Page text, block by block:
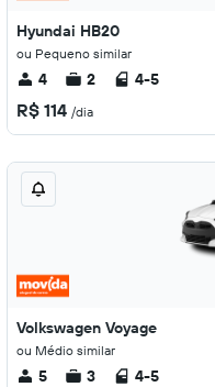
Hyundai HB20
ou Pequeno similar
4 2 4-5
R$ 114 /dia
Volkswagen Voyage
ou Médio similar
5 3 4-5